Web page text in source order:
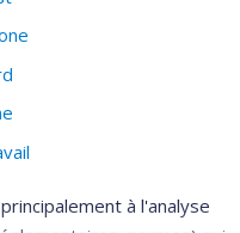
à l'analyse